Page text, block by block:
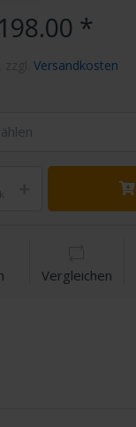
*
Versandkosten
Vergleichen